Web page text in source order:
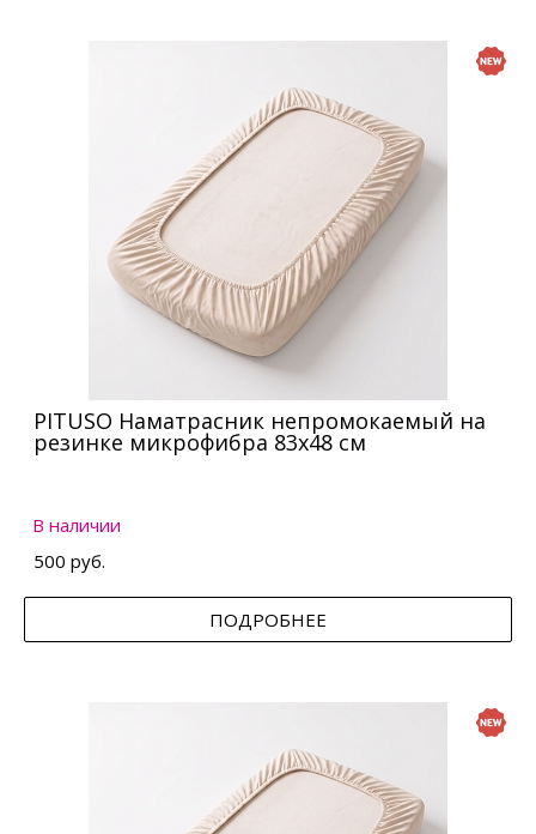
PITUSO Наматрасник непромокаемый на
резинке микрофибра 83х48 см
В наличии
500 руб.
ПОДРОБНЕЕ